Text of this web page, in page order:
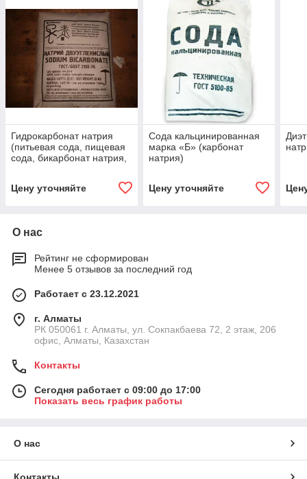
Гидрокарбонат натрия
(питьевая сода, пищевая
сода, бикарбонат натрия,
Цену уточняйте
Сода кальцинированная
марка «Б» (карбонат
натрия)
Цену уточняйте
О нас
Рейтинг не сформирован
Менее 5 отзывов за последний год
Работает с 23.12.2021
г. Алматы
РК 050061 г. Алматы, ул. Сокпакбаева 72, 2 этаж, 206
офис, Алматы, Казахстан
Контакты
Сегодня работает с 09:00 до 17:00
Показать весь график работы
О нас